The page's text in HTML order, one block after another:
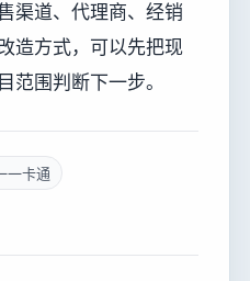
渠道、代理商、经销
造方式，可以先把现
范围判断下一步。
一卡通